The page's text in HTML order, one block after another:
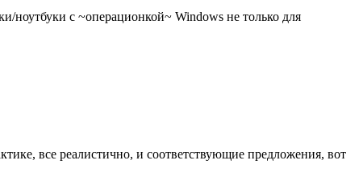
ноутбуки с ~операционкой~ Windows не только для
все реалистично, и соответствующие предложения, вот